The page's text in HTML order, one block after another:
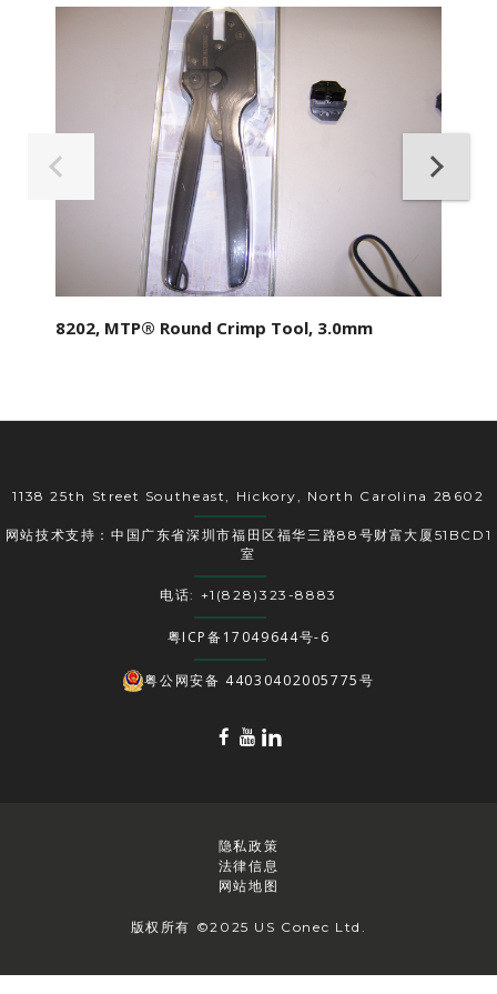
8202, MTP® Round Crimp Tool, 3.0mm
1138 25th Street Southeast, Hickory, North Carolina 28602
网站技术支持：中国广东省深圳市福田区福华三路88号财富大厦51BCD1
室
电话: +1(828)323-8883
粤ICP备17049644号-6
粤公网安备 44030402005775号
版权所有 ©2025 US Conec Ltd.
隐私政策
法律信息
网站地图